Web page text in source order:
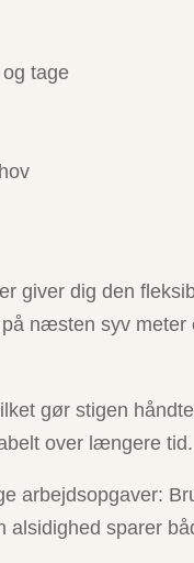
tage
giver dig den
næsten syv
gør stigen
over længere tid.
arbejdsopgaver:
sparer